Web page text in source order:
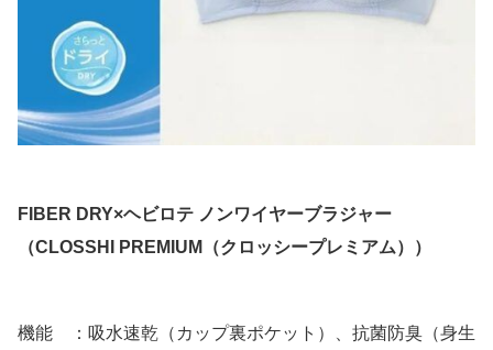
FIBER DRY×ヘビロテ ノンワイヤーブラジャー
（CLOSSHI PREMIUM（クロッシープレミアム））
機能 ：吸水速乾（カップ裏ポケット）、抗菌防臭（身生